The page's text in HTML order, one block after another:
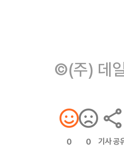
©(주) 데
0 0 기사 공